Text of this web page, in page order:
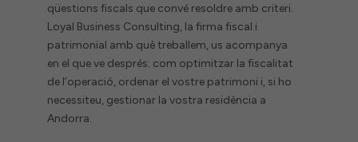
qüestions fiscals que convé resoldre amb criteri.
Loyal Business Consulting, la firma fiscal i
patrimonial amb què treballem, us acompanya
en el que ve després: com optimitzar la fiscalitat
de l’operació, ordenar el vostre patrimoni i, si ho
necessiteu, gestionar la vostra residència a
Andorra.